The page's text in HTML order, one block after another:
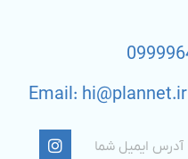
Email: hi@plannet.ir